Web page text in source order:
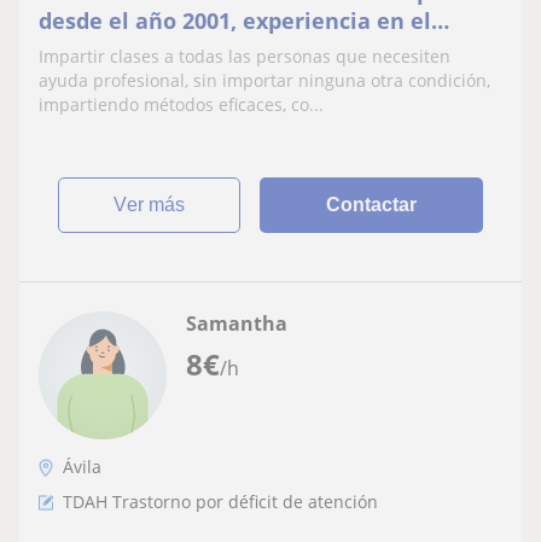
desde el año 2001, experiencia en el
sector. Máster en Economía de la Salud y
Diplomado en Administración
Impartir clases a todas las personas que necesiten
ayuda profesional, sin importar ninguna otra condición,
impartiendo métodos eficaces, co...
ver más Contactar
8€/h
Samantha
Ávila
TDAH Trastorno por déficit de atención